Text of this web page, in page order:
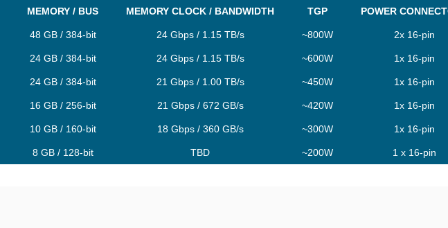
MEMORY / BUS MEMORY CLOCK / BANDWIDTH TGP POWER
48 GB / 384-bit 24 Gbps / 1.15 TB/s ~800W 2x 16-pin
24 GB / 384-bit 24 Gbps / 1.15 TB/s ~600W 1x 16-pin
24 GB / 384-bit 21 Gbps / 1.00 TB/s ~450W 1x 16-pin
16 GB / 256-bit 21 Gbps / 672 GB/s ~420W 1x 16-pin
10 GB / 160-bit 18 Gbps / 360 GB/s ~300W 1x 16-pin
8 GB / 128-bit TBD ~200W 1 x 16-pin